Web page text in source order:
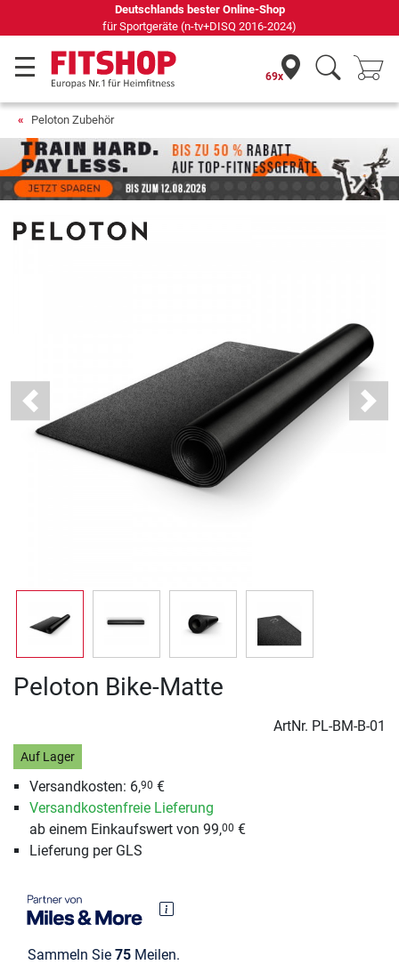
Deutschlands bester Online-Shop
für Sportgeräte (n-tv+DISQ 2016-2024)
69x
Peloton Zubehör
Previous Next
Peloton Bike-Matte
ArtNr. PL-BM-B-01
Auf Lager
Versandkosten: 6,90 €
Versandkostenfreie Lieferung
ab einem Einkaufswert von 99,00 €
Lieferung per GLS
Sammeln Sie 75 Meilen.